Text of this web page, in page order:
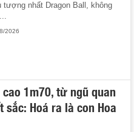
tượng nhất Dragon Ball, không
2026
1m70, từ ngũ quan
Hoá ra là con Hoa